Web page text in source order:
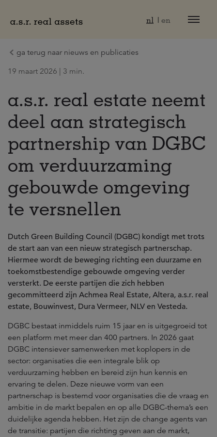
nl en
ga terug naar nieuws en publicaties
19 maart 2026 | 3 min.
a.s.r. real estate neemt
deel aan strategisch
partnership van DGBC
om verduurzaming
gebouwde omgeving
te versnellen
Dutch Green Building Council (DGBC) kondigt met trots
de start aan van een nieuw strategisch partnerschap.
Hiermee wordt de beweging richting een duurzame en
toekomstbestendige gebouwde omgeving verder
versterkt. De eerste partijen die zich hebben
gecommitteerd zijn Achmea Real Estate, Altera, a.s.r. real
estate, Bouwinvest, Dura Vermeer, NLV en Vesteda.
DGBC bestaat inmiddels ruim 15 jaar en is uitgegroeid tot
een platform met meer dan 400 partners. In 2026 gaat
DGBC intensiever samenwerken met koplopers in de
sector: organisaties die een integrale blik op
verduurzaming hebben en bereid zijn hun kennis en
ervaring te delen. Deze nieuwe vorm van een
partnerschap is bestemd voor organisaties die de vraag en
ambitie in de markt bepalen en op alle DGBC-thema’s een
duidelijke agenda hebben. Het zijn de change agents van
de transitie: partijen die richting geven aan de markt,